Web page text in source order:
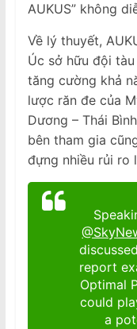
AUKUS” không
Về lý thuyết,
Úc sở hữu đội
tăng cường khả
lược răn đe của
Dương – Thái
bên tham gia
đựng nhiều rủi ro
report
Optimal
could
a